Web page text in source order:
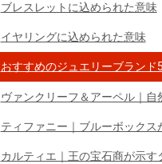
ブレスレットに込められた意味
イヤリングに込められた意味
おすすめのジュエリーブランド
ヴァンクリーフ＆アーペル｜
ティファニー｜ブルーボックス
カルティエ｜王の宝石商が示す